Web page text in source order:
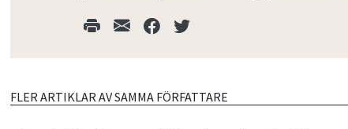
FLER ARTIKLAR AV SAMMA FÖRFATTARE